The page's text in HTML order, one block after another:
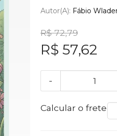
Autor(a): Fábio
R$ 72,79
R$ 57,62
-
Calcular o frete